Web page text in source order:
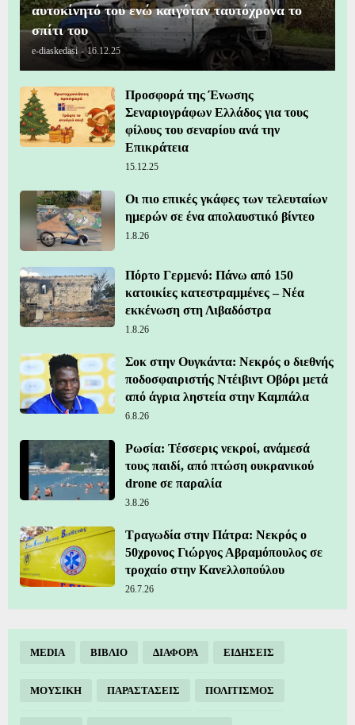
αυτοκίνητό του ενώ καιγόταν ταυτόχρονα το
σπίτι του
e-diaskedasi - 16.12.25
Προσφορά της Ένωσης
Σεναριογράφων Ελλάδος για τους
φίλους του σεναρίου ανά την
Επικράτεια
15.12.25
Οι πιο επικές γκάφες των τελευταίων
ημερών σε ένα απολαυστικό βίντεο
1.8.26
Πόρτο Γερμενό: Πάνω από 150
κατοικίες κατεστραμμένες – Νέα
εκκένωση στη Λιβαδόστρα
1.8.26
Σοκ στην Ουγκάντα: Νεκρός ο διεθνής
ποδοσφαιριστής Ντέιβιντ Οβόρι μετά
από άγρια ληστεία στην Καμπάλα
6.8.26
Ρωσία: Τέσσερις νεκροί, ανάμεσά
τους παιδί, από πτώση ουκρανικού
drone σε παραλία
3.8.26
Τραγωδία στην Πάτρα: Νεκρός ο
50χρονος Γιώργος Αβραμόπουλος σε
τροχαίο στην Κανελλοπούλου
26.7.26
MEDIA ΒΙΒΛΙΟ ΔΙΑΦΟΡΑ ΕΙΔΗΣΕΙΣ
ΜΟΥΣΙΚΗ ΠΑΡΑΣΤΑΣΕΙΣ ΠΟΛΙΤΙΣΜΟΣ